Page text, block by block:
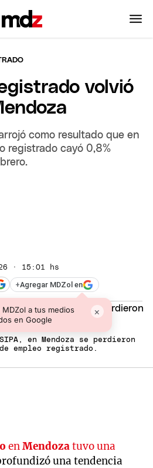
volvió
como resultado que en
registrado cayó 0,8%
· 15:01 hs
+Agregar MDZol en
MDZol a tus medios
en Google
×
en Mendoza se perdieron
empleo registrado.
enMendozatuvo una
una tendencia